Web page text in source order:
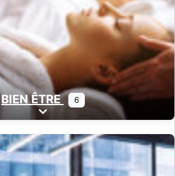
BIEN ÊTRE 6
Expand sub-categories